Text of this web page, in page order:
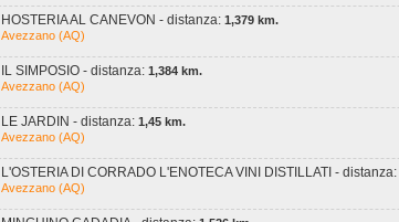
HOSTERIA AL CANEVON - distanza: 1,379 km.
Avezzano (AQ)
IL SIMPOSIO - distanza: 1,384 km.
Avezzano (AQ)
LE JARDIN - distanza: 1,45 km.
Avezzano (AQ)
L'OSTERIA DI CORRADO L'ENOTECA VINI DISTILLATI - distanza:
Avezzano (AQ)